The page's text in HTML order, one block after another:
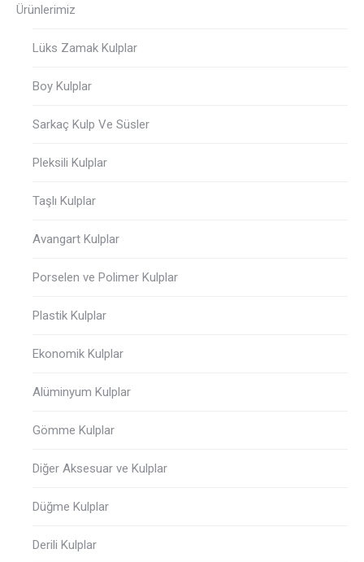
Ürünlerimiz
Lüks Zamak Kulplar
Boy Kulplar
Sarkaç Kulp Ve Süsler
Pleksili Kulplar
Taşlı Kulplar
Avangart Kulplar
Porselen ve Polimer Kulplar
Plastik Kulplar
Ekonomik Kulplar
Alüminyum Kulplar
Gömme Kulplar
Diğer Aksesuar ve Kulplar
Düğme Kulplar
Derili Kulplar